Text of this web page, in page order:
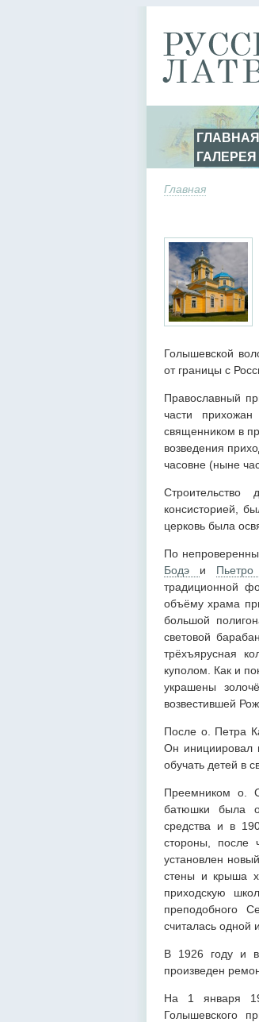
ГЛАВНАЯ
ГАЛЕРЕЯ
Главная
Голышевской
от границы с
Православный
части
священником в
возведения
часовне (ныне
консисторией,
церковь была
По
Бодэ и Пьетро
традиционной
объёму храма
большой
световой
трёхъярусная
куполом. Как и
украшены
возвестившей
После о. Петра
Он инициировал
обучать детей в
Преемником о.
батюшки была
средства и в
стороны,
установлен
стены и крыша
приходскую
преподобного
считалась одной
В 1926 году и в
произведен
На 1 января
Голышевского